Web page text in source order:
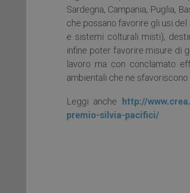
Sardegna, Campania, Puglia,
che possano favorire gli usi
e sistemi colturali misti),
infine poter favorire misure di
lavoro ma con conclamato
ambientali che ne sfavoriscono
Leggi anche http://
premio-silvia-pacifici/